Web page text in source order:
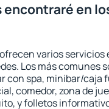
en
varios servicios
Los más comunes
con spa, minibar/caja
comedor, zona de
y folletos